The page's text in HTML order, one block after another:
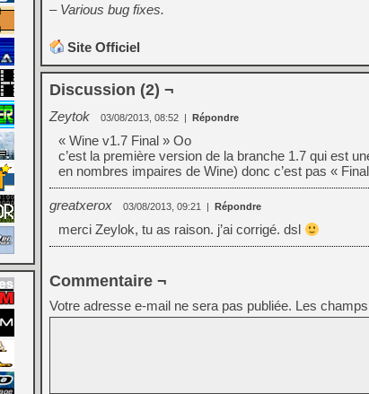
– Various bug fixes.
Site Officiel
Discussion (2) ¬
Zeytok 03/08/2013, 08:52 | Répondre
« Wine v1.7 Final » Oo
c’est la première version de la branche 1.7 qui est
en nombres impaires de Wine) donc c’est pas «
greatxerox 03/08/2013, 09:21 | Répondre
merci Zeylok, tu as raison. j’ai corrigé. dsl
Commentaire ¬
Votre adresse e-mail ne sera pas publiée. Les